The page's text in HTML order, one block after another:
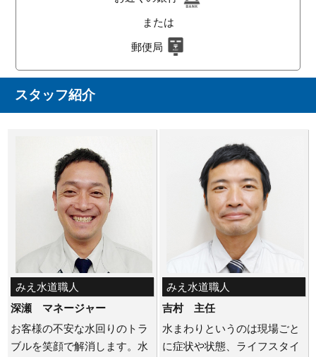
または
郵便局
スタッフ紹介
みえ水道職人
深瀬 マネージャー
お客様の不安な水回りのトラ
ブルを笑顔で解消します。水
みえ水道職人
吉村 主任
水まわりというのは現場ごと
に症状や状態、ライフスタイ